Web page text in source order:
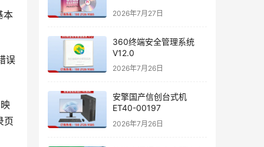
本
误
页
2026年7月27日
360终端安全管理系统
V12.0
2026年7月26日
安擎国产信创台式机
ET40-00197
2026年7月26日